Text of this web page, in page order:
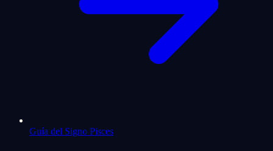
Guía del Signo Pisces